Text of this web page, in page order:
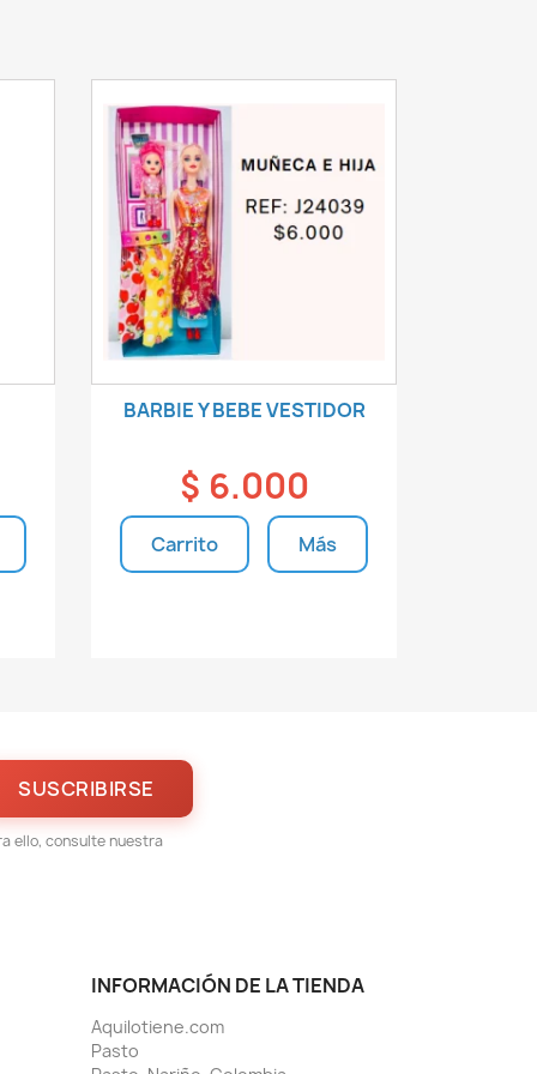
BARBIE Y BEBE VESTIDOR
$ 6.000
Carrito Más
ello, consulte nuestra
INFORMACIÓN DE LA TIENDA
Aquilotiene.com
Pasto